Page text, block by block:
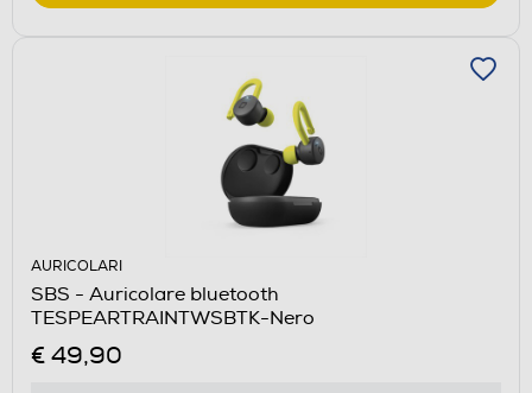
AURICOLARI
SBS - Auricolare bluetooth
TESPEARTRAINTWSBTK-Nero
€ 49,90